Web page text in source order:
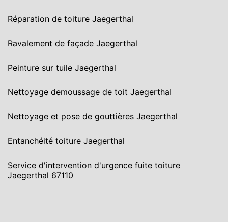
Réparation de toiture Jaegerthal
Ravalement de façade Jaegerthal
Peinture sur tuile Jaegerthal
Nettoyage demoussage de toit Jaegerthal
Nettoyage et pose de gouttières Jaegerthal
Entanchéité toiture Jaegerthal
Service d'intervention d'urgence fuite toiture
Jaegerthal 67110